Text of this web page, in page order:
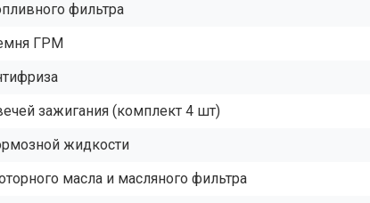
фильтра
ГРМ
зажигания (комплект 4 шт)
жидкости
масла и масляного фильтра